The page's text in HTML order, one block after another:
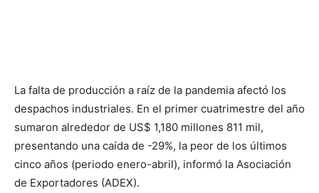
La falta de producción a raíz de la pandemia afectó los
despachos industriales. En el primer cuatrimestre del año
sumaron alrededor de US$ 1,180 millones 811 mil,
presentando una caída de -29%, la peor de los últimos
cinco años (periodo enero-abril), informó la Asociación
de Exportadores (ADEX).